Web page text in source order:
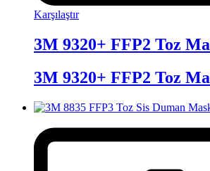
Karşılaştır
3M 9320+ FFP2 Toz
3M 9320+ FFP2 Toz